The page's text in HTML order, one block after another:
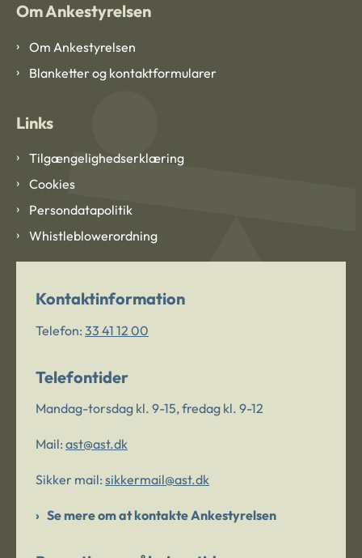
Om Ankestyrelsen
Om Ankestyrelsen
Blanketter og kontaktformularer
Links
Tilgængelighedserklæring
Cookies
Persondatapolitik
Whistleblowerordning
Kontaktinformation
Telefon: 33 41 12 00
Telefontider
Mandag-torsdag kl. 9-15, fredag kl. 9-12
Mail: ast@ast.dk
Sikker mail: sikkermail@ast.dk
Se mere om at kontakte Ankestyrelsen